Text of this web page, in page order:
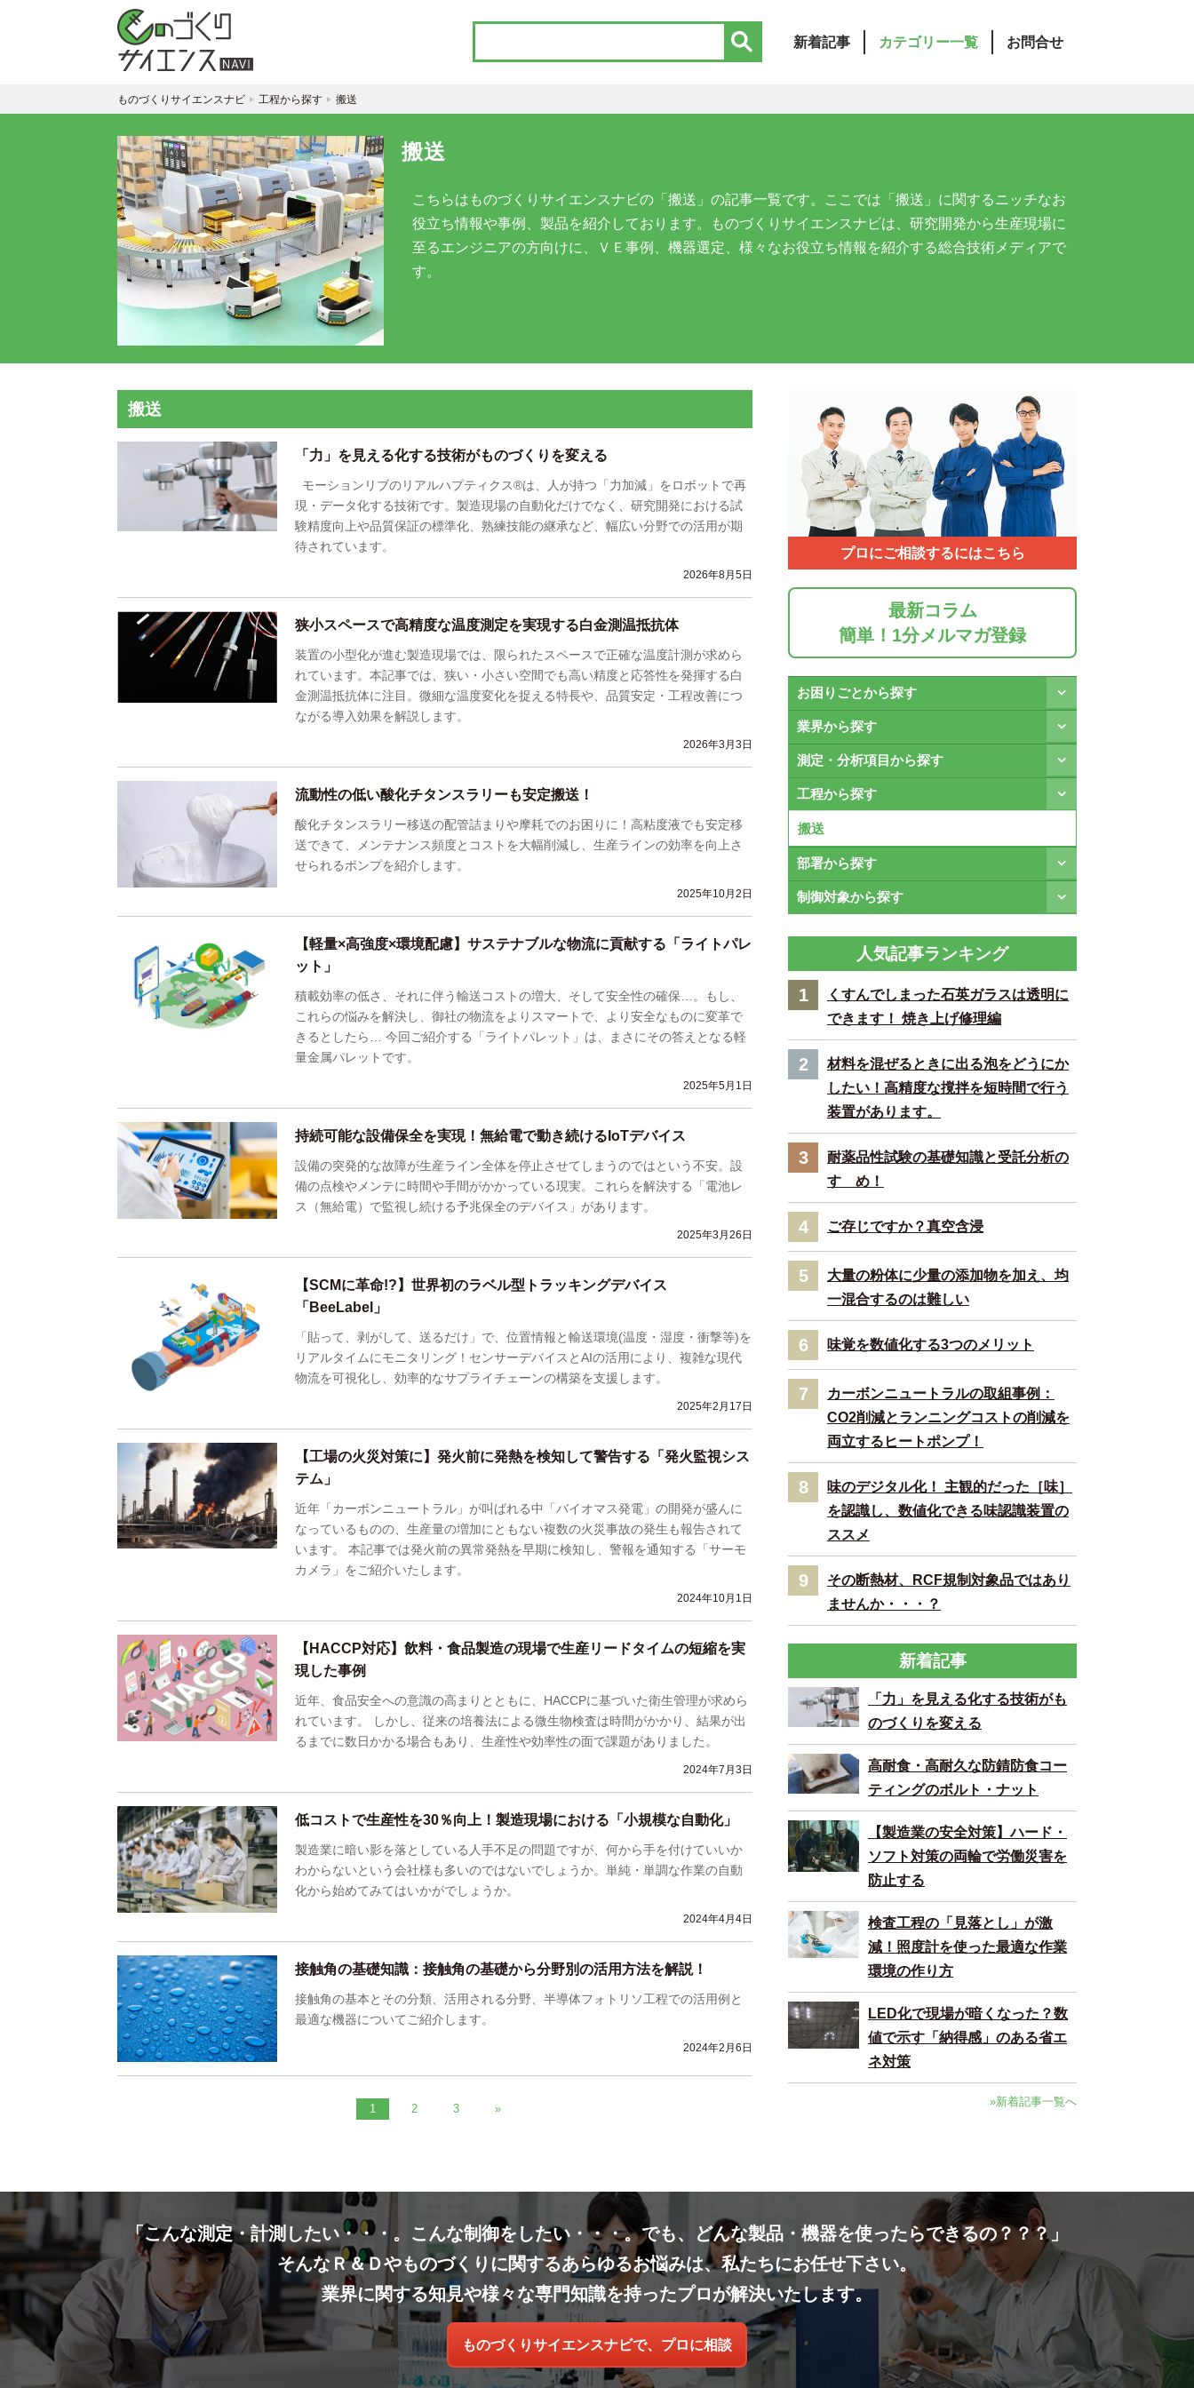
新着記事 カテゴリー一覧 お問合せ
ものづくりサイエンスナビ 工程から探す 搬送
搬送
こちらはものづくりサイエンスナビの「搬送」の記事一覧です。ここでは「搬送」に関するニッチなお
役立ち情報や事例、製品を紹介しております。ものづくりサイエンスナビは、研究開発から生産現場に
至るエンジニアの方向けに、ＶＥ事例、機器選定、様々なお役立ち情報を紹介する総合技術メディアで
す。
搬送
「力」を見える化する技術がものづくりを変える
モーションリブのリアルハプティクス®は、人が持つ「力加減」をロボットで再
現・データ化する技術です。製造現場の自動化だけでなく、研究開発における試
験精度向上や品質保証の標準化、熟練技能の継承など、幅広い分野での活用が期
待されています。
2026年8月5日
狭小スペースで高精度な温度測定を実現する白金測温抵抗体
装置の小型化が進む製造現場では、限られたスペースで正確な温度計測が求めら
れています。本記事では、狭い・小さい空間でも高い精度と応答性を発揮する白
金測温抵抗体に注目。微細な温度変化を捉える特長や、品質安定・工程改善につ
ながる導入効果を解説します。
2026年3月3日
流動性の低い酸化チタンスラリーも安定搬送！
酸化チタンスラリー移送の配管詰まりや摩耗でのお困りに！高粘度液でも安定移
送できて、メンテナンス頻度とコストを大幅削減し、生産ラインの効率を向上さ
せられるポンプを紹介します。
2025年10月2日
【軽量×高強度×環境配慮】サステナブルな物流に貢献する「ライトパレ
ット」
積載効率の低さ、それに伴う輸送コストの増大、そして安全性の確保…。もし、
これらの悩みを解決し、御社の物流をよりスマートで、より安全なものに変革で
きるとしたら… 今回ご紹介する「ライトパレット」は、まさにその答えとなる軽
量金属パレットです。
2025年5月1日
持続可能な設備保全を実現！無給電で動き続けるIoTデバイス
設備の突発的な故障が生産ライン全体を停止させてしまうのではという不安。設
備の点検やメンテに時間や手間がかかっている現実。これらを解決する「電池レ
ス（無給電）で監視し続ける予兆保全のデバイス」があります。
2025年3月26日
【SCMに革命!?】世界初のラベル型トラッキングデバイス
「BeeLabel」
「貼って、剥がして、送るだけ」で、位置情報と輸送環境(温度・湿度・衝撃等)を
リアルタイムにモニタリング！センサーデバイスとAIの活用により、複雑な現代
物流を可視化し、効率的なサプライチェーンの構築を支援します。
2025年2月17日
【工場の火災対策に】発火前に発熱を検知して警告する「発火監視シス
テム」
近年「カーボンニュートラル」が叫ばれる中「バイオマス発電」の開発が盛んに
なっているものの、生産量の増加にともない複数の火災事故の発生も報告されて
います。 本記事では発火前の異常発熱を早期に検知し、警報を通知する「サーモ
カメラ」をご紹介いたします。
2024年10月1日
【HACCP対応】飲料・食品製造の現場で生産リードタイムの短縮を実
現した事例
近年、食品安全への意識の高まりとともに、HACCPに基づいた衛生管理が求めら
れています。 しかし、従来の培養法による微生物検査は時間がかかり、結果が出
るまでに数日かかる場合もあり、生産性や効率性の面で課題がありました。
2024年7月3日
低コストで生産性を30％向上！製造現場における「小規模な自動化」
製造業に暗い影を落としている人手不足の問題ですが、何から手を付けていいか
わからないという会社様も多いのではないでしょうか。単純・単調な作業の自動
化から始めてみてはいかがでしょうか。
2024年4月4日
接触角の基礎知識：接触角の基礎から分野別の活用方法を解説！
接触角の基本とその分類、活用される分野、半導体フォトリソ工程での活用例と
最適な機器についてご紹介します。
2024年2月6日
1 2 3 »
プロにご相談するにはこちら
最新コラム
簡単！1分メルマガ登録
お困りごとから探す
業界から探す
測定・分析項目から探す
工程から探す
搬送
部署から探す
制御対象から探す
人気記事ランキング
1
くすんでしまった石英ガラスは透明に
できます！ 焼き上げ修理編
2
材料を混ぜるときに出る泡をどうにか
したい！高精度な撹拌を短時間で行う
装置があります。
3
耐薬品性試験の基礎知識と受託分析の
すゝめ！
4 ご存じですか？真空含浸
5
大量の粉体に少量の添加物を加え、均
一混合するのは難しい
6 味覚を数値化する3つのメリット
7
カーボンニュートラルの取組事例：
CO2削減とランニングコストの削減を
両立するヒートポンプ！
8
味のデジタル化！ 主観的だった［味］
を認識し、数値化できる味認識装置の
ススメ
9
その断熱材、RCF規制対象品ではあり
ませんか・・・？
新着記事
「力」を見える化する技術がも
のづくりを変える
高耐食・高耐久な防錆防食コー
ティングのボルト・ナット
【製造業の安全対策】ハード・
ソフト対策の両輪で労働災害を
防止する
検査工程の「見落とし」が激
減！照度計を使った最適な作業
環境の作り方
LED化で現場が暗くなった？数
値で示す「納得感」のある省エ
ネ対策
»新着記事一覧へ
「こんな測定・計測したい・・・。こんな制御をしたい・・・。でも、どんな製品・機器を使ったらできるの？？？」
そんなＲ＆Ｄやものづくりに関するあらゆるお悩みは、私たちにお任せ下さい。
業界に関する知見や様々な専門知識を持ったプロが解決いたします。
ものづくりサイエンスナビで、プロに相談